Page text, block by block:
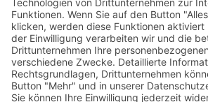
Kein Pflanzenverkauf an
Verkauf ausschließlich an
Wiederverkäufer
Alle Texte und Fotos sind